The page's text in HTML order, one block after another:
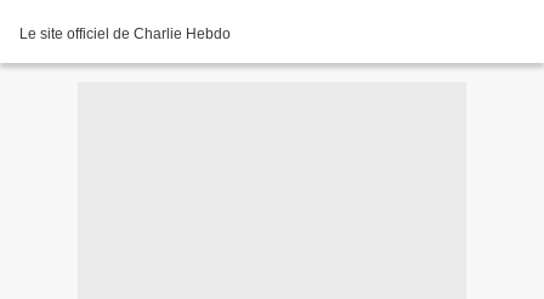
Le site officiel de Charlie Hebdo